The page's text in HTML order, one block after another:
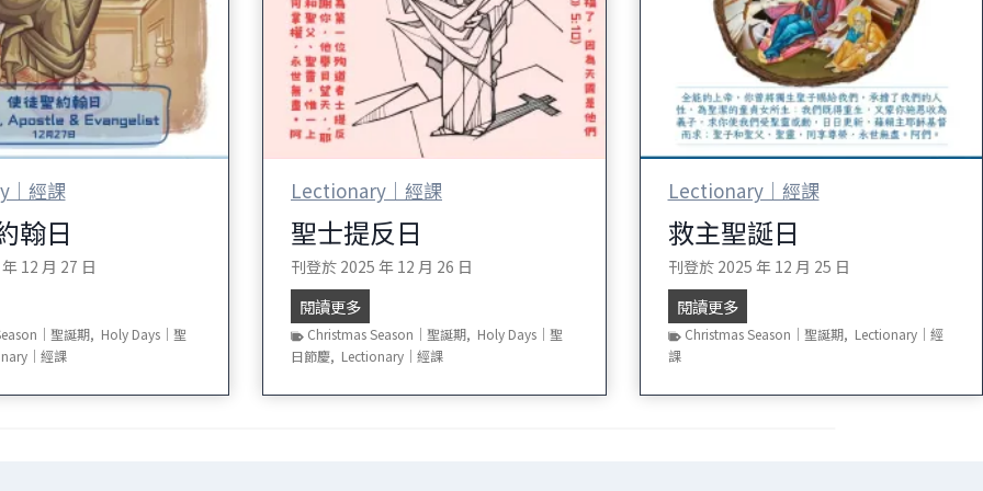
經課
翰日
12 月 27 日
｜聖誕期, Holy Days｜聖
｜經課
Lectionary｜經課
聖士提反日
刊登於 2025 年 12 月 26 日
閱讀更多聖
士
提
Christmas Season｜聖誕期, Holy Days｜聖
日節慶, Lectionary｜經課
Lectionary｜經課
救主聖誕日
刊登於 2025 年 12 月 25 日
閱讀更多救
主
Christmas Season｜聖誕期, Lectionary｜經
課